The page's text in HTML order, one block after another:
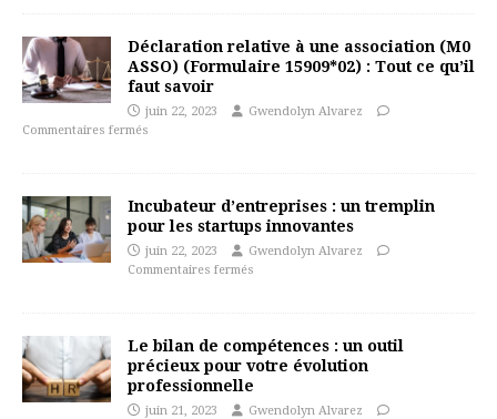
Déclaration relative à une association (M0
ASSO) (Formulaire 15909*02) : Tout ce qu’il
faut savoir
juin 22, 2023
Gwendolyn Alvarez
Commentaires fermés
Incubateur d’entreprises : un tremplin
pour les startups innovantes
juin 22, 2023
Gwendolyn Alvarez
Commentaires fermés
Le bilan de compétences : un outil
précieux pour votre évolution
professionnelle
juin 21, 2023
Gwendolyn Alvarez